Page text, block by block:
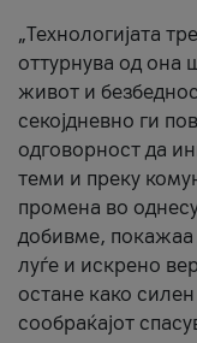
„Технологијата
оттурнува од она
живот и
секојдневно ги
одговорност да
теми и преку
промена во
добивме, покажаа
луѓе и искрено
остане како
сообраќајот